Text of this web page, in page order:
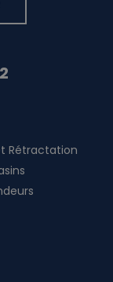
Rétractation